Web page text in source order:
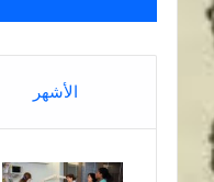
الأشهر